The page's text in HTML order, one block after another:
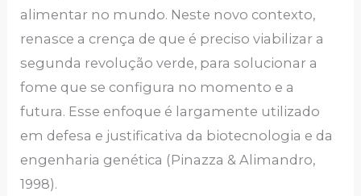
alimentar no mundo. Neste novo contexto,
renasce a crença de que é preciso viabilizar a
segunda revolução verde, para solucionar a
fome que se configura no momento e a
futura. Esse enfoque é largamente utilizado
em defesa e justificativa da biotecnologia e da
engenharia genética (Pinazza & Alimandro,
1998).